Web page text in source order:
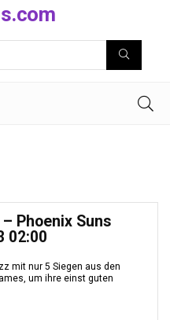
Phoenix Suns
02:00
mit nur 5 Siegen aus den
um ihre einst guten